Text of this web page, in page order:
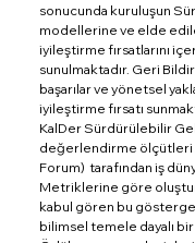
sonucunda kuruluşun
modellerine ve elde
iyileştirme fırsatlarını
sunulmaktadır. Geri
başarılar ve yönetsel
iyileştirme fırsatı
KalDer Sürdürülebilir
değerlendirme ölçütleri
Forum) tarafından iş
Metriklerine göre
kabul gören bu
bilimsel temele dayalı